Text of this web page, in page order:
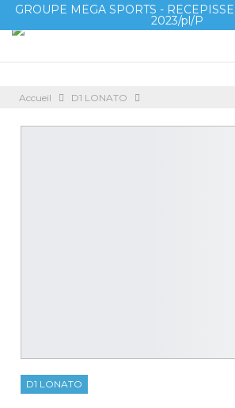
GROUPE MEGA SPORTS -
2023/pl/P
Accueil D1 LONATO
D1 LONATO